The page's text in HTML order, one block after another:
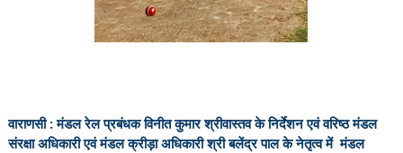
वाराणसी : मंडल रेल प्रबंधक विनीत कुमार श्रीवास्तव के निर्देशन एवं वरिष्ठ मंडल
संरक्षा अधिकारी एवं मंडल क्रीड़ा अधिकारी श्री बलेंद्र पाल के नेतृत्व में मंडल